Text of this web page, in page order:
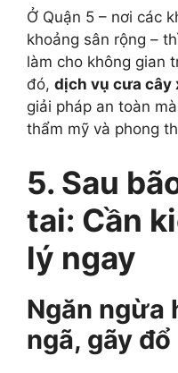
Ở Quận 5 – nơi các
khoảng sân rộng –
làm cho không gian
đó, dịch vụ cưa cây
giải pháp an toàn
thẩm mỹ và phong
5. Sau
tai: Cần
lý ngay
Ngăn ngừa
ngã, gãy đổ